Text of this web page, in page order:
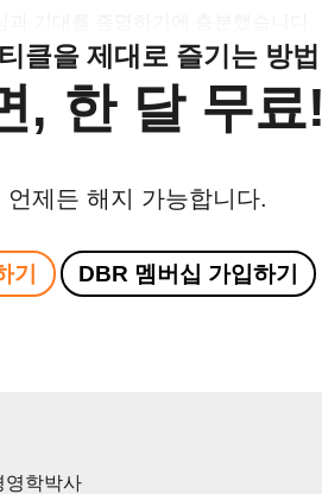
클을 제대로 즐기는 방법
, 한 달 무료!
언제든 해지 가능합니다.
기 DBR 멤버십 가입하기
영학박사